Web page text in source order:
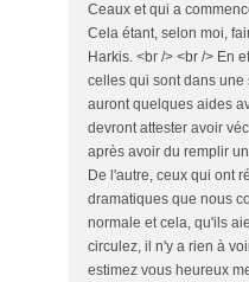
Ceaux et qui a
Cela étant, selon moi,
Harkis. <br /> <br /> En
celles qui sont dans
auront quelques aides
devront attester avoir
après avoir du remplir
De l'autre, ceux qui ont
dramatiques que nous
normale et cela, qu'ils
circulez, il n'y a rien à
estimez vous heureux